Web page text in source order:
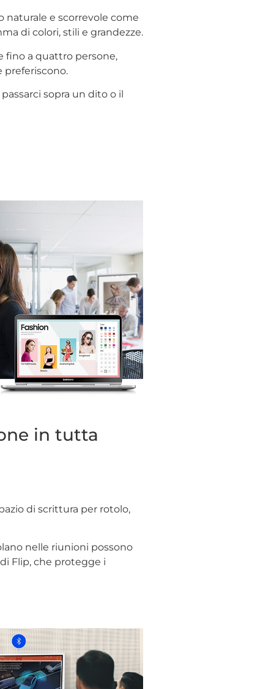
naturale e scorrevole come
di colori, stili e grandezze.
fino a quattro persone,
preferiscono.
sopra un dito o il
in tutta
di scrittura per rotolo,
nelle riunioni possono
Flip, che protegge i